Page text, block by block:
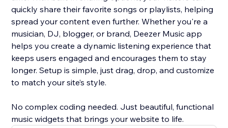
quickly share their favorite songs or playlists, helping
spread your content even further. Whether you're a
musician, DJ, blogger, or brand, Deezer Music app
helps you create a dynamic listening experience that
keeps users engaged and encourages them to stay
longer. Setup is simple, just drag, drop, and customize
to match your site’s style.
No complex coding needed. Just beautiful, functional
music widgets that brings your website to life.